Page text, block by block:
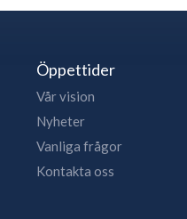
Öppettider
Vår vision
Nyheter
Vanliga frågor
Kontakta oss